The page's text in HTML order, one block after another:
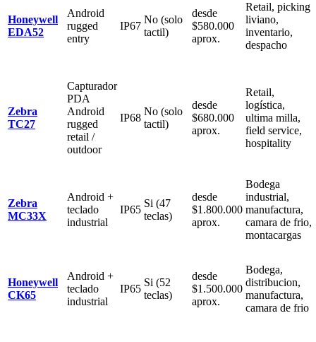
Honeywell
EDA52
Android
rugged
entry
IP67
No (solo
tactil)
desde
$580.000
aprox.
Retail, picking
liviano,
inventario,
despacho
Zebra
TC27
Capturador
PDA
Android
rugged
retail /
outdoor
IP68
No (solo
tactil)
desde
$680.000
aprox.
Retail,
logística,
ultima milla,
field service,
hospitality
Zebra
MC33X
Android +
teclado
industrial
IP65
Si (47
teclas)
desde
$1.800.000
aprox.
Bodega
industrial,
manufactura,
camara de frio,
montacargas
Honeywell
CK65
Android +
teclado
industrial
IP65
Si (52
teclas)
desde
$1.500.000
aprox.
Bodega,
distribucion,
manufactura,
camara de frio